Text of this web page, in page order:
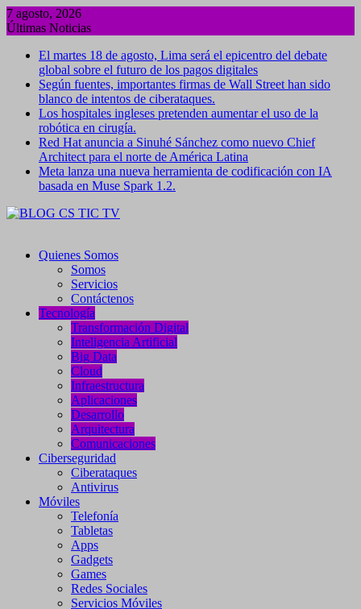
Saltar
al
7 agosto, 2026
Últimas Noticias
El martes 18 de agosto, Lima será el epicentro del debate
global sobre el futuro de los pagos digitales
Según fuentes, importantes firmas de Wall Street han sido
blanco de intentos de ciberataques.
Los hospitales ingleses pretenden aumentar el uso de la
robótica en cirugía.
Red Hat anuncia a Sinuhé Sánchez como nuevo Chief
Architect para el norte de América Latina
Meta lanza una nueva herramienta de codificación con IA
basada en Muse Spark 1.2.
Quienes Somos
Somos
Servicios
Contáctenos
Tecnología
Transformación Digital
Inteligencia Artificial
Big Data
Cloud
Infraestructura
Aplicaciones
Desarrollo
Arquitectura
Comunicaciones
Ciberseguridad
Ciberataques
Antivirus
Móviles
Telefonía
Tabletas
Apps
Gadgets
Games
Redes Sociales
Servicios Móviles